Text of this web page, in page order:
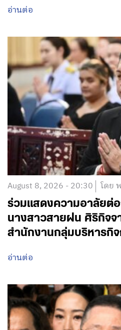
อ่านต่อ
August 8, 2026 - 20:30 โดย
ร่วมแสดงความอาลัยต่อ
นางสาวสายฝน ศิริกิจจ
สำนักงานกลุ่มบริหารกิจ
อ่านต่อ